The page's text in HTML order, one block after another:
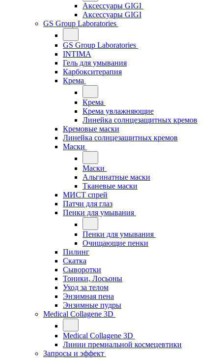
Аксессуары GIGI
Аксессуары GIGI
GS Group Laboratories
GS Group Laboratories
INTIMA
Гель для умывания
Карбокситерапия
Крема
Крема
Крема увлажняющие
Линейка солнцезащитных кремов
Кремовые маски
Линейка солнцезащитных кремов
Маски
Маски
Альгинатные маски
Тканевые маски
МИСТ спрей
Патчи для глаз
Пенки для умывания
Пенки для умывания
Очищающие пенки
Пилинг
Скатка
Сыворотки
Тоники, Лосьоны
Уход за телом
Энзимная пена
Энзимные пудры
Medical Collagene 3D
Medical Collagene 3D
Линии премиальной космецевтики
Запросы и эффект